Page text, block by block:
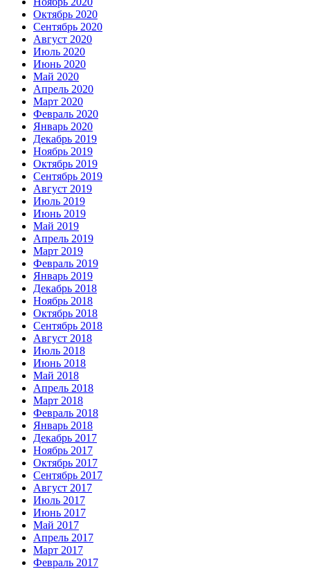
Октябрь 2020
Сентябрь 2020
Август 2020
Июль 2020
Июнь 2020
Май 2020
Апрель 2020
Март 2020
Февраль 2020
Январь 2020
Декабрь 2019
Ноябрь 2019
Октябрь 2019
Сентябрь 2019
Август 2019
Июль 2019
Июнь 2019
Май 2019
Апрель 2019
Март 2019
Февраль 2019
Январь 2019
Декабрь 2018
Ноябрь 2018
Октябрь 2018
Сентябрь 2018
Август 2018
Июль 2018
Июнь 2018
Май 2018
Апрель 2018
Март 2018
Февраль 2018
Январь 2018
Декабрь 2017
Ноябрь 2017
Октябрь 2017
Сентябрь 2017
Август 2017
Июль 2017
Июнь 2017
Май 2017
Апрель 2017
Март 2017
Февраль 2017